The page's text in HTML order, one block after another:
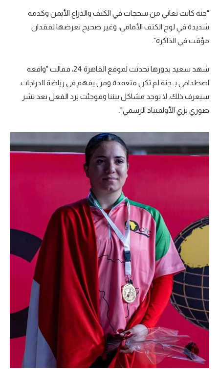
"جنة كانت تعاني من سحجات في الكتف والذراع الأيمن وكدمة
شديدة في لوح الكتف الأمامي، وغير صحيح تعرضها لفقدان
مؤقت في الذاكرة".
شهد سعيد بدورها تحدثت لموقع القاهرة 24، فقالت "واقعة
اصطدامي بـ جنة لم تكن متعمدة ومن يفهم في رياضة الدراجات
سيعرف ذلك. لا يوجد مشاكل بيننا وفوجئت برد الفعل بعد نشر
صوري بزي الأولمبياد الرسمي".